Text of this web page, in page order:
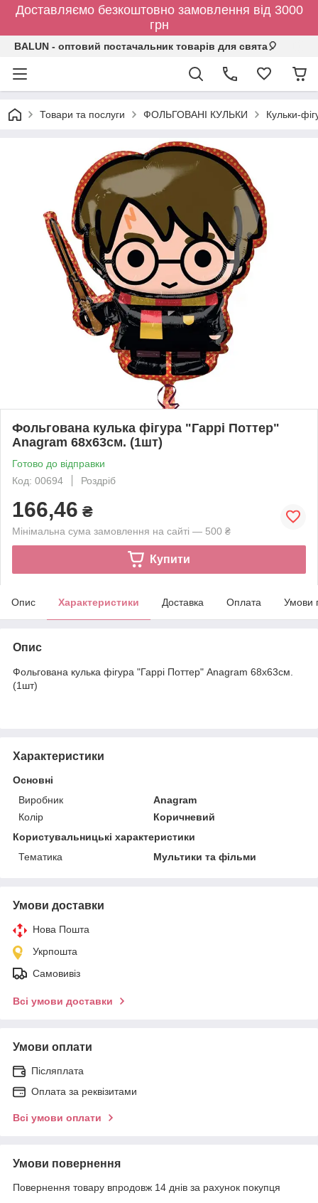
Доставляємо безкоштовно замовлення від 3000
грн
BALUN - оптовий постачальник товарів для свята🎈
Товари та послуги ФОЛЬГОВАНІ КУЛЬКИ Кульки-
Фольгована кулька фігура "Гаррі Поттер"
Anagram 68х63см. (1шт)
Готово до відправки
Код: 00694
Роздріб
166,46 ₴
Мінімальна сума замовлення на сайті — 500 ₴
Купити
Опис Характеристики Доставка Оплата Умови
Опис
Фольгована кулька фігура "Гаррі Поттер" Anagram 68х63см.
(1шт)
Характеристики
Основні
Виробник
Anagram
Колір
Коричневий
Користувальницькі характеристики
Тематика
Мультики та фільми
Умови доставки
Нова Пошта
Укрпошта
Самовивіз
Всі умови доставки
Умови оплати
Післяплата
Оплата за реквізитами
Всі умови оплати
Умови повернення
Повернення товару впродовж 14 днів за рахунок покупця